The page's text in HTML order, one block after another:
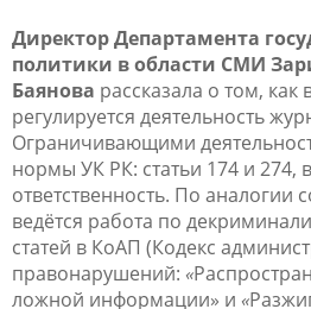
Директор Департамента
политики в области СМИ
Баянова рассказала о том, как
регулируется деятельность
Ограничивающими
нормы УК РК: статьи 174 и 274,
ответственность. По аналогии
ведётся работа по
статей в КоАП (Кодекс
правонарушений: «
ложной информации» и «